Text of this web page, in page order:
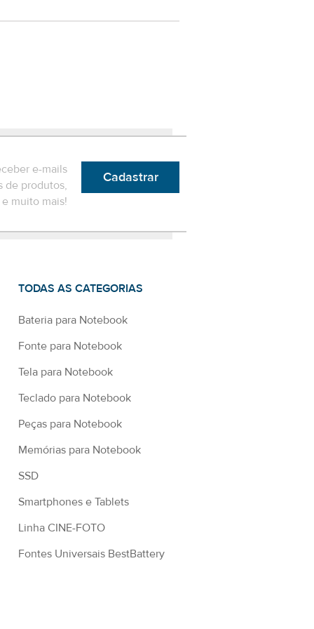
e-mails
de produtos,
muito mais!
Cadastrar
TODAS AS CATEGORIAS
Bateria para Notebook
Fonte para Notebook
Tela para Notebook
Teclado para Notebook
Peças para Notebook
Memórias para Notebook
SSD
Smartphones e Tablets
Linha CINE-FOTO
Fontes Universais BestBattery